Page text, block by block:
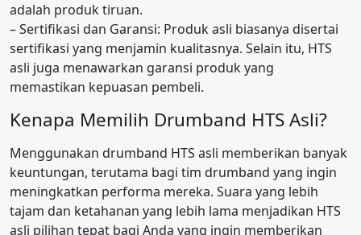
adalah produk tiruan.
– Sertifikasi dan Garansi: Produk asli biasanya disertai
sertifikasi yang menjamin kualitasnya. Selain itu, HTS
asli juga menawarkan garansi produk yang
memastikan kepuasan pembeli.
Kenapa Memilih Drumband HTS Asli?
Menggunakan drumband HTS asli memberikan banyak
keuntungan, terutama bagi tim drumband yang ingin
meningkatkan performa mereka. Suara yang lebih
tajam dan ketahanan yang lebih lama menjadikan HTS
asli pilihan tepat bagi Anda yang ingin memberikan